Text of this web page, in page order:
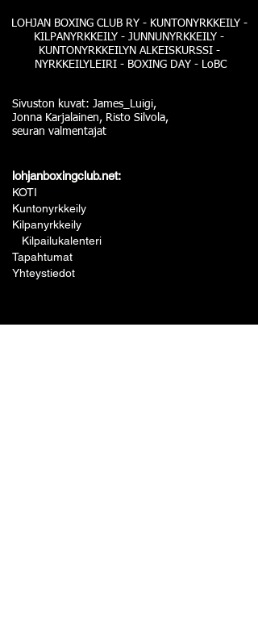
LOHJAN BOXING CLUB RY - KUNTONYRKKEILY -
KILPANYRKKEILY - JUNNUNYRKKEILY -
KUNTONYRKKEILYN ALKEISKURSSI -
NYRKKEILYLEIRI - BOXING DAY - LoBC
Sivuston kuvat: James_Luigi,
Jonna Karjalainen, Risto Silvola,
seuran valmentajat
lohjanboxingclub.net:
KOTI
Kuntonyrkkeily
Kilpanyrkkeily
Kilpailukalenteri
Tapahtumat
Yhteystiedot